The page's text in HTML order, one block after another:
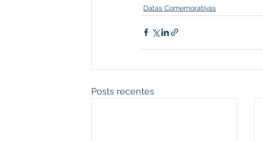
Datas Comemorativas
Posts recentes